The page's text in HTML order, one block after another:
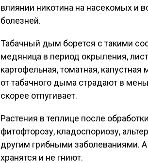
влиянии никотина на насекомых и
болезней.
Табачный дым борется с такими
медяница в период окрыления,
картофельная, томатная,
от табачного дыма страдают в
скорее отпугивает.
Растения в теплице после
фитофторозу, кладоспориозу,
другим грибными заболеваниями.
хранятся и не гниют.